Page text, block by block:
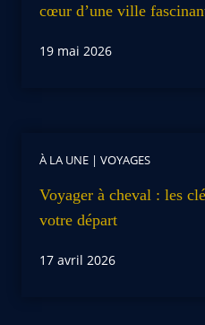
cœur d’une ville
19 mai 2026
À LA UNE | VOYAGES
Voyager à cheval : les
votre départ
17 avril 2026